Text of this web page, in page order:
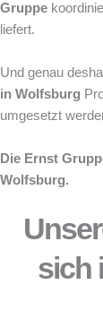
Gruppe
liefert.
Und genau
in Wolfsburg
umgesetzt
Die Ernst
Wolfsburg.
sich